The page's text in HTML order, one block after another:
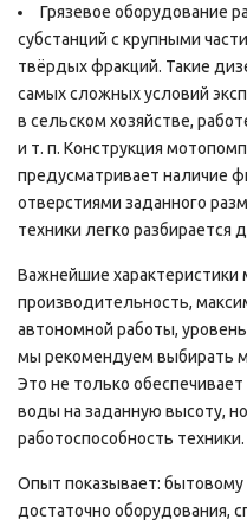
Грязевое оборудование
субстанций с крупными
твёрдых фракций. Такие
самых сложных условий
в сельском хозяйстве,
и т. п. Конструкция
предусматривает наличие
отверстиями заданного
техники легко разбирается
Важнейшие
производительность,
автономной работы,
мы рекомендуем выбирать
Это не только
воды на заданную высоту,
работоспособность техники.
Опыт показывает:
достаточно оборудования,